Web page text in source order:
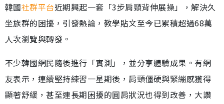
韓國社群平台近期興起一套「3步肩頸背伸展操」，解決久
坐族群的困擾，引發熱論，教學貼文至今已累積超過68萬
人次瀏覽與轉發。
不少韓國網民隨後進行「實測」，並分享體驗成果。有網
友表示，連續堅持練習一星期後，肩頸僵硬與緊繃感獲得
顯著舒緩，甚至連長期困擾的圓肩狀況也得到改善，大讚